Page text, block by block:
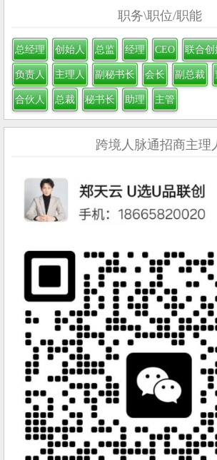
职务\职位/职能
总经理 创始人 总监 经理 CEO 联合创
负责人 主理人 副秘书长 会长 副总裁
合伙人 总裁 秘书长 助理 主管
跨境人脉通招商主理